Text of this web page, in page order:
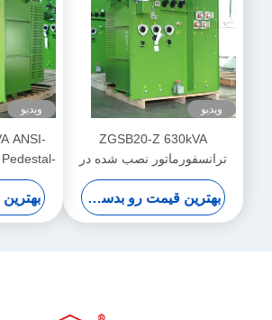
ویدیو
ZGSB20-Z 630kVA
ترانسفورماتور نصب شده در
فضای باز برای توزیع شبکه برق
بهترین قیمت رو بدست بیار
ویدیو
ANSI-